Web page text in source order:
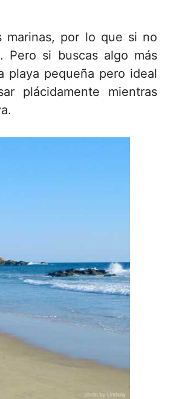
por lo que si no
Pero si buscas algo más
playa pequeña pero ideal
plácidamente mientras